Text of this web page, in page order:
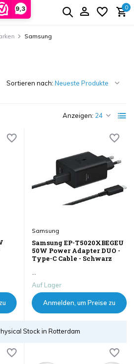
9,3 0
Samsung
Anzeigen:
Sortieren nach:
Samsung
Samsung EP-T5020XBEGEU
50W Power Adapter DUO -
Type-C Cable - Schwarz
Auf Lager
Anmelden, um Preise zu
Stock in Rotterdam